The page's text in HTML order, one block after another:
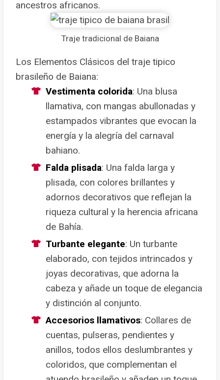
ancestros africanos.
Traje tradicional de Baiana
Los Elementos Clásicos del traje tipico
brasileño de Baiana:
Vestimenta colorida: Una blusa
llamativa, con mangas abullonadas y
estampados vibrantes que evocan la
energía y la alegría del carnaval
bahiano.
Falda plisada: Una falda larga y
plisada, con colores brillantes y
adornos decorativos que reflejan la
riqueza cultural y la herencia africana
de Bahía.
Turbante elegante: Un turbante
elaborado, con tejidos intrincados y
joyas decorativas, que adorna la
cabeza y añade un toque de elegancia
y distinción al conjunto.
Accesorios llamativos: Collares de
cuentas, pulseras, pendientes y
anillos, todos ellos deslumbrantes y
coloridos, que complementan el